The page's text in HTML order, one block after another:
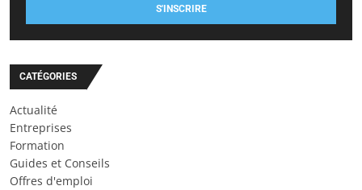
S'INSCRIRE
CATÉGORIES
Actualité
Entreprises
Formation
Guides et Conseils
Offres d'emploi